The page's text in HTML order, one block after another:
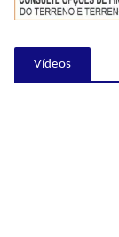
Vídeos